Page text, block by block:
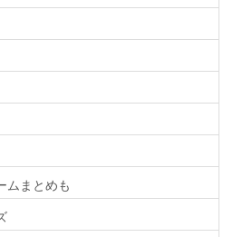
ムまとめも